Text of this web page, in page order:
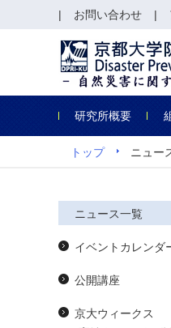
研究所概要
お問い合わせ
トップ ニュー
ニュース一覧
イベントカレンダ
公開講座
京大ウィークス